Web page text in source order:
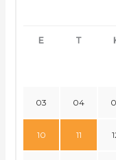
E T
03 04
10 11